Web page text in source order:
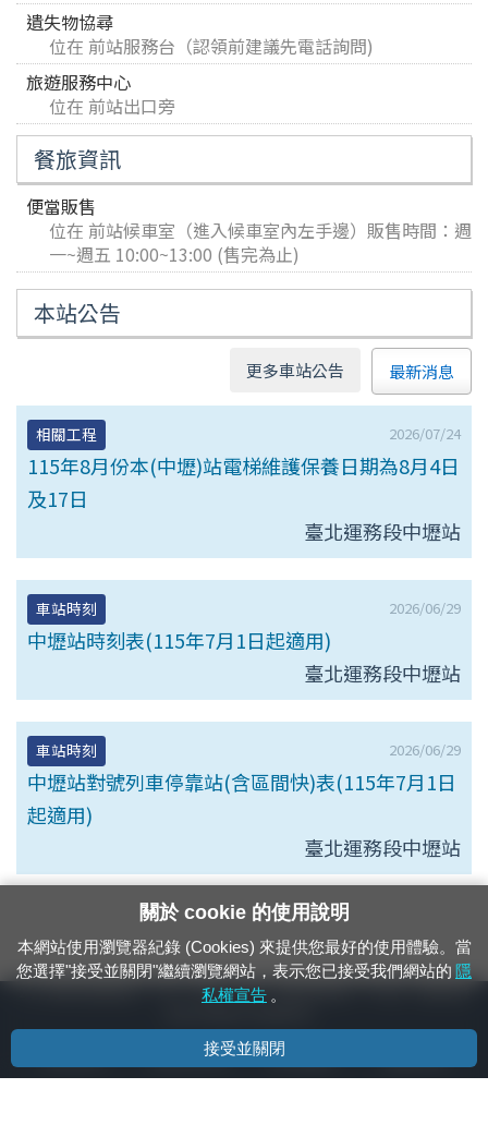
遺失物協尋
位在 前站服務台（認領前建議先電話詢問)
旅遊服務中心
位在 前站出口旁
餐旅資訊
便當販售
位在 前站候車室（進入候車室內左手邊）販售時間：週
一~週五 10:00~13:00 (售完為止)
本站公告
更多車站公告 最新消息
相關工程 2026/07/24
115年8月份本(中壢)站電梯維護保養日期為8月4日
及17日
臺北運務段中壢站
車站時刻 2026/06/29
中壢站時刻表(115年7月1日起適用)
臺北運務段中壢站
車站時刻 2026/06/29
中壢站對號列車停靠站(含區間快)表(115年7月1日
起適用)
臺北運務段中壢站
24小時緊急通報電話：1933（市話、手機，僅限發現軌道、平交道、橋樑及隧
資通安全政策 著作權聲明
關於 cookie 的使用說明
本網站使用瀏覽器紀錄 (Cookies) 來提供您最好的使用體驗。當
您選擇"接受並關閉"繼續瀏覽網站，表示您已接受我們網站的 隱
私權宣告 。
接受並關閉